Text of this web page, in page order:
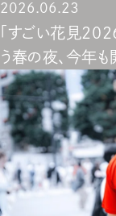
2026.06.23
「すごい花見
う春の夜、今年も